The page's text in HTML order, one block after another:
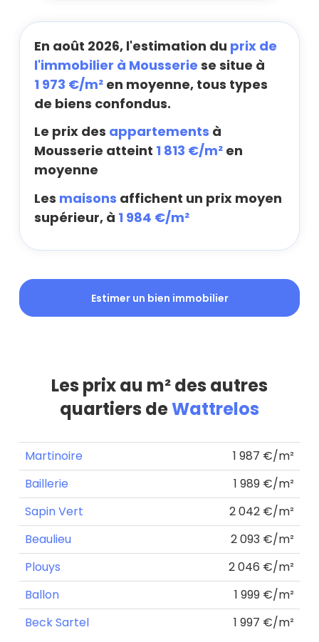
En août 2026, l'estimation du prix de
l'immobilier à Mousserie se situe à
1 973 €/m² en moyenne, tous types
de biens confondus.
Le prix des appartements à
Mousserie atteint 1 813 €/m² en
moyenne
Les maisons affichent un prix moyen
supérieur, à 1 984 €/m²
Estimer un bien immobilier
Les prix au m² des autres
quartiers deWattrelos
Martinoire
1 987 €/m²
Baillerie
1 989 €/m²
Sapin Vert
2 042 €/m²
Beaulieu
2 093 €/m²
Plouys
2 046 €/m²
Ballon
1 999 €/m²
Beck Sartel
1 997 €/m²